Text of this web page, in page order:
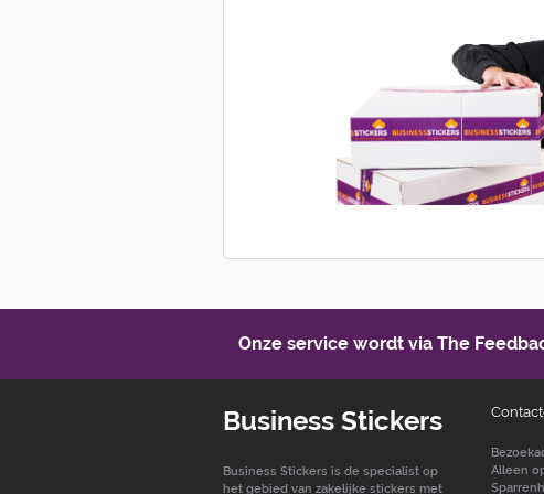
Onze service wordt via The
Business Stickers
Business Stickers is de specialist op
het gebied van zakelijke stickers met
Alleen